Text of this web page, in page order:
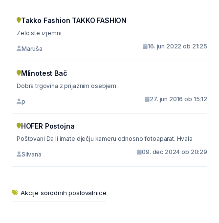
Takko Fashion TAKKO FASHION
Zelo ste izjemni
Maruša 16. jun 2022 ob 21:25
Mlinotest Bač
Dobra trgovina z prijaznim osebjem.
p 27. jun 2016 ob 15:12
HOFER Postojna
Poštovani Da li imate dječju kameru odnosno fotoaparat. Hvala
Silvana 09. dec 2024 ob 20:29
Akcije sorodnih poslovalnice